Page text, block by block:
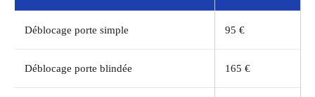
Déblocage porte simple 95 €
Déblocage porte blindée 165 €